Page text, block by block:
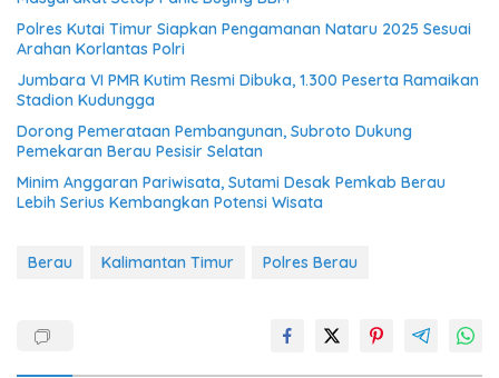
Polres Kutai Timur Siapkan Pengamanan Nataru 2025 Sesuai
Arahan Korlantas Polri
Jumbara VI PMR Kutim Resmi Dibuka, 1.300 Peserta Ramaikan
Stadion Kudungga
Dorong Pemerataan Pembangunan, Subroto Dukung
Pemekaran Berau Pesisir Selatan
Minim Anggaran Pariwisata, Sutami Desak Pemkab Berau
Lebih Serius Kembangkan Potensi Wisata
Berau Kalimantan Timur Polres Berau